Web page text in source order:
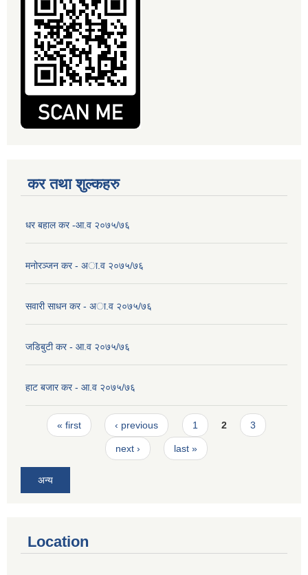
कर तथा शुल्कहरु
धर बहाल कर -आ.व २०७५/७६
मनोरञ्जन कर - अा.व २०७५/७६
सवारी साधन कर - अा.व २०७५/७६
जडिबुटी कर - आ.व २०७५/७६
हाट बजार कर - आ.व २०७५/७६
Pages
« first ‹ previous 1 2 3
next › last »
अन्य
Location